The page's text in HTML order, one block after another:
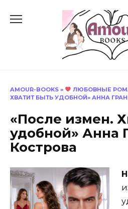
AMOUR-BOOKS » ЛЮБОВНЫЕ
ХВАТИТ БЫТЬ УДОБНОЙ» АННА
«После измен.
удобной» Анна
Кострова